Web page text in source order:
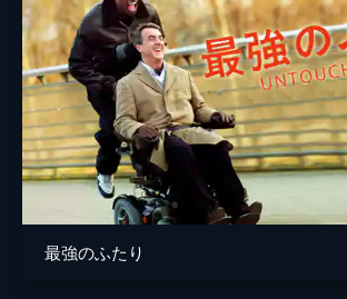
最強のふたり